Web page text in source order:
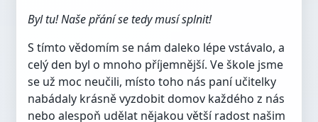
Byl tu! Naše přání se tedy musí splnit!
S tímto vědomím se nám daleko lépe vstávalo, a
celý den byl o mnoho příjemnější. Ve škole jsme
se už moc neučili, místo toho nás paní učitelky
nabádaly krásně vyzdobit domov každého z nás
nebo alespoň udělat nějakou větší radost našim